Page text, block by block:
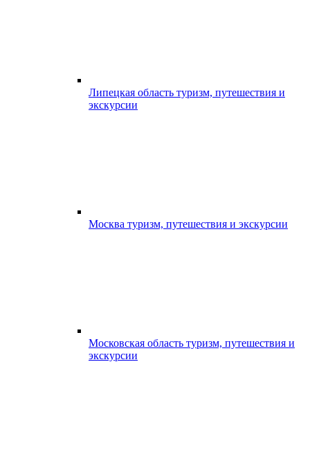
Липецкая область туризм, путешествия и
экскурсии
Москва туризм, путешествия и экскурсии
Московская область туризм, путешествия и
экскурсии